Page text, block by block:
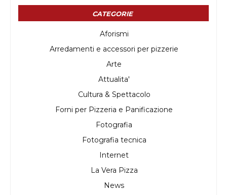
CATEGORIE
Aforismi
Arredamenti e accessori per pizzerie
Arte
Attualita'
Cultura & Spettacolo
Forni per Pizzeria e Panificazione
Fotografia
Fotografia tecnica
Internet
La Vera Pizza
News